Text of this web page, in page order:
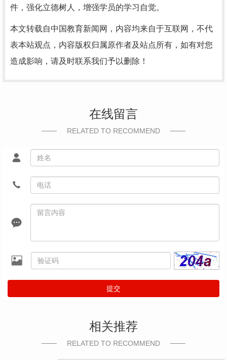
件，强化立德树人，增强学员的学习自觉。
本文转载自中国教育新闻网，内容均来自于互联网，不代
表本站观点，内容版权归属原作者及站点所有，如有对您
造成影响，请及时联系我们予以删除！
在线留言
RELATED TO RECOMMEND
提交
相关推荐
RELATED TO RECOMMEND